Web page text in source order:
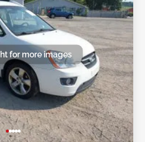
for more images